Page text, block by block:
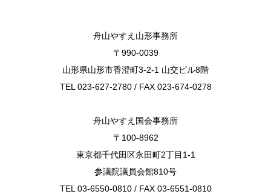
舟山やすえ山形事務所
〒990-0039
山形県山形市香澄町3-2-1 山交ビル8階
TEL 023-627-2780 / FAX 023-674-0278
舟山やすえ国会事務所
〒100-8962
東京都千代田区永田町2丁目1-1
参議院議員会館810号
TEL 03-6550-0810 / FAX 03-6551-0810